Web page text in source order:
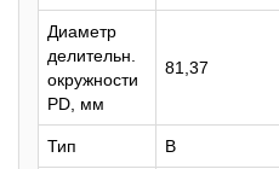
Диаметр
делительн.
окружности
PD, мм
81,37
Тип B